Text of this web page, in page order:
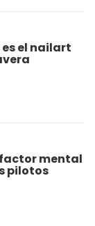
el nailart
factor mental
pilotos